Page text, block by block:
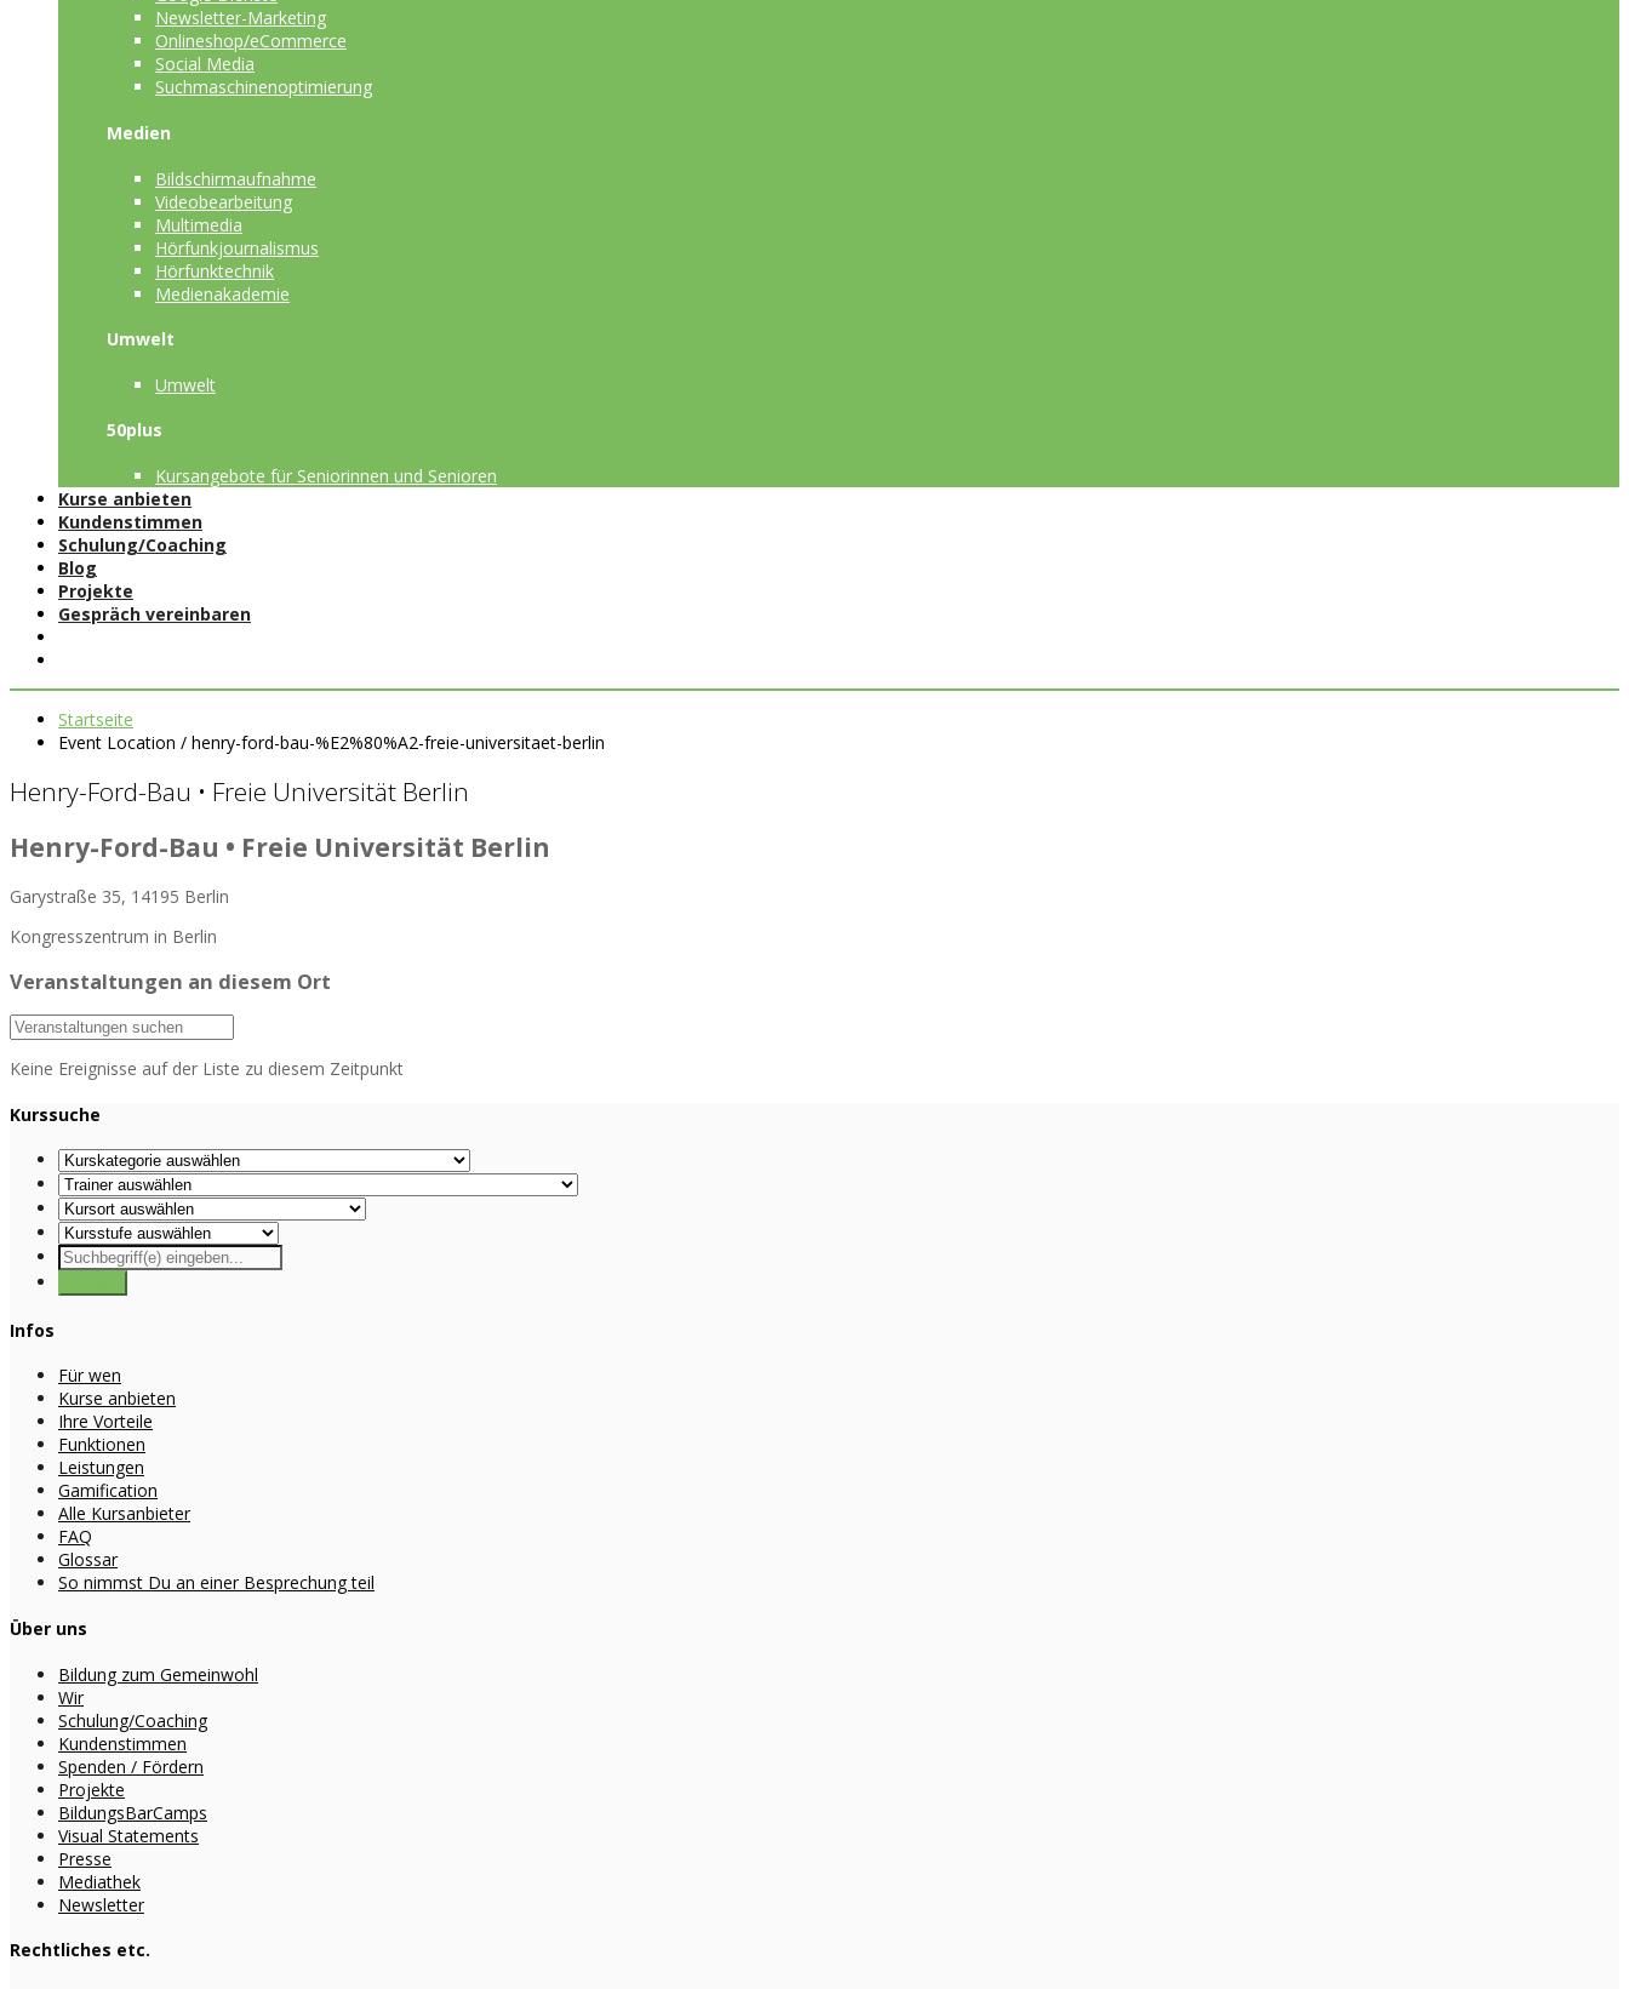
Newsletter-Marketing
Onlineshop/eCommerce
Social Media
Suchmaschinenoptimierung
Medien
Bildschirmaufnahme
Videobearbeitung
Multimedia
Hörfunkjournalismus
Hörfunktechnik
Medienakademie
Umwelt
Umwelt
50plus
Kursangebote für Seniorinnen und Senioren
Kurse anbieten
Kundenstimmen
Schulung/Coaching
Blog
Projekte
Gespräch vereinbaren
Startseite
Event Location / henry-ford-bau-%E2%80%A2-freie-universitaet-berlin
Henry-Ford-Bau • Freie Universität Berlin
Henry-Ford-Bau • Freie Universität Berlin
Garystraße 35, 14195 Berlin
Kongresszentrum in Berlin
Veranstaltungen an diesem Ort
Keine Ereignisse auf der Liste zu diesem Zeitpunkt
Kurssuche
Infos
Für wen
Kurse anbieten
Ihre Vorteile
Funktionen
Leistungen
Gamification
Alle Kursanbieter
FAQ
Glossar
So nimmst Du an einer Besprechung teil
Über uns
Bildung zum Gemeinwohl
Wir
Schulung/Coaching
Kundenstimmen
Spenden / Fördern
Projekte
BildungsBarCamps
Visual Statements
Presse
Mediathek
Newsletter
Rechtliches etc.